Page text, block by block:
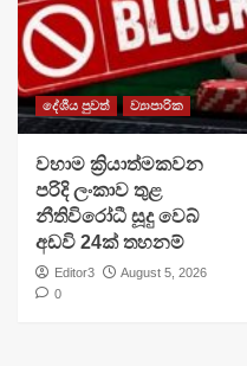
දේශීය පුවත් ව්‍යාපාරික
වහාම ක්‍රියාත්මකවන
පරිදි ලංකාව තුළ
නීතිවිරෝධී සූදු වෙබ්
අඩවි 24ක් තහනම්
Editor3
August 5, 2026
0